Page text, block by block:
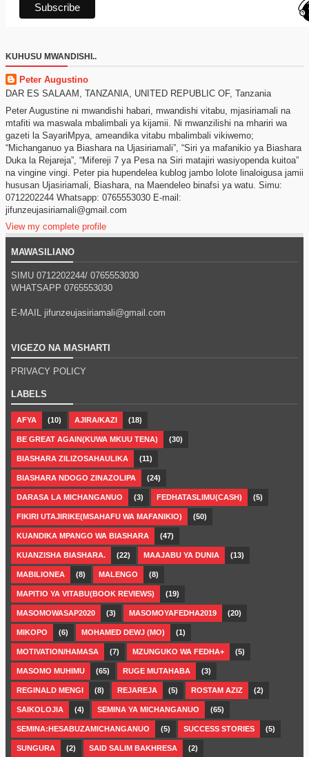
KUHUSU MWANDISHI..
Peter Augustino
DAR ES SALAAM, TANZANIA, UNITED REPUBLIC OF, Tanzania
Peter Augustine ni mwandishi habari, mwandishi vitabu, mjasiriamali na
mtafiti wa maswala mbalimbali ya kijamii. Ni mwanzilishi na mhariri wa
gazeti la SayariMpya, ameandika vitabu mbalimbali vikiwemo;
“Michanganuo ya Biashara na Ujasiriamali”, “Siri ya mafanikio ya Biashara
Duka la Rejareja”, “Mifereji 7 ya Pesa na Siri matajiri wasiyopenda kuitoa”
na vingine vingi. Peter pia hupendelea kublog jambo lolote linaloigusa jamii
hususan Ujasiriamali, Biashara, na Maendeleo binafsi ya watu. Simu:
0712202244 Whatsapp: 0765553030 E-mail:
jifunzeujasiriamali@gmail.com
View my complete profile
MAWASILIANO
SIMU 0712202244/ 0765553030
WHATSAPP 0765553030
E-MAIL jifunzeujasiriamali@gmail.com
VIGEZO NA MASHARTI
PRIVACY POLICY
LABELS
AFYA (10) AJIRA/KAZI (18)
BE GREAT AGAIN(KUWA MKUU TENA) (30)
BIASHARA ZILIZOSAHAULIKA (11)
BIASHARA NDOGO ZINAZOLIPA (24)
DARASA LA MICHANGANUO (3) FEDHATASLIMU(CASH) (5)
FIKIRI UTAJIRIKE(MSAHAFU WA MAFANIKIO) (50)
KUANDIKA MPANGO WA BIASHARA (47)
KUANZISHA BIASHARA. (22) MAAJABU YA DUNIA (13)
MABILIONEA (8) MALENGO (8)
MAPITIO YA VITABU(BOOK REVIEWS) (19)
MASOMOWASAP2020 (3) MASOMOYAFEDHA2019 (20)
MIKOPO (6) MOHAMED DEWJ (MO) (1)
MOTIVATION/HAMASA (7) MZUNGUKO WA FEDHA+ (5)
MASOMO MUHIMU (65) RUGE MUTAHABA (3)
REGINALD MENGI (8) REJAREJA (5) ROSTAM AZIZ (2)
SAIKOLOJIA (4) SEMINA YA MICHANGANUO (65)
SEMINA:HESABUZAMICHANGANUO (5) SUCCESS STORIES (5)
SUNGURA (2) SAID SALIM BAKHRESA (2)